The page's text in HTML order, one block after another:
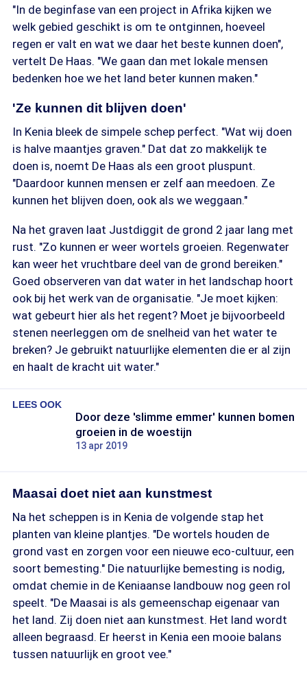
"In de beginfase van een project in Afrika kijken we
welk gebied geschikt is om te ontginnen, hoeveel
regen er valt en wat we daar het beste kunnen doen",
vertelt De Haas. "We gaan dan met lokale mensen
bedenken hoe we het land beter kunnen maken."
'Ze kunnen dit blijven doen'
In Kenia bleek de simpele schep perfect. "Wat wij doen
is halve maantjes graven." Dat dat zo makkelijk te
doen is, noemt De Haas als een groot pluspunt.
"Daardoor kunnen mensen er zelf aan meedoen. Ze
kunnen het blijven doen, ook als we weggaan."
Na het graven laat Justdiggit de grond 2 jaar lang met
rust. "Zo kunnen er weer wortels groeien. Regenwater
kan weer het vruchtbare deel van de grond bereiken."
Goed observeren van dat water in het landschap hoort
ook bij het werk van de organisatie. "Je moet kijken:
wat gebeurt hier als het regent? Moet je bijvoorbeeld
stenen neerleggen om de snelheid van het water te
breken? Je gebruikt natuurlijke elementen die er al zijn
en haalt de kracht uit water."
LEES OOK
Door deze 'slimme emmer' kunnen bomen
groeien in de woestijn
13 apr 2019
Maasai doet niet aan kunstmest
Na het scheppen is in Kenia de volgende stap het
planten van kleine plantjes. "De wortels houden de
grond vast en zorgen voor een nieuwe eco-cultuur, een
soort bemesting." Die natuurlijke bemesting is nodig,
omdat chemie in de Keniaanse landbouw nog geen rol
speelt. "De Maasai is als gemeenschap eigenaar van
het land. Zij doen niet aan kunstmest. Het land wordt
alleen begraasd. Er heerst in Kenia een mooie balans
tussen natuurlijk en groot vee."